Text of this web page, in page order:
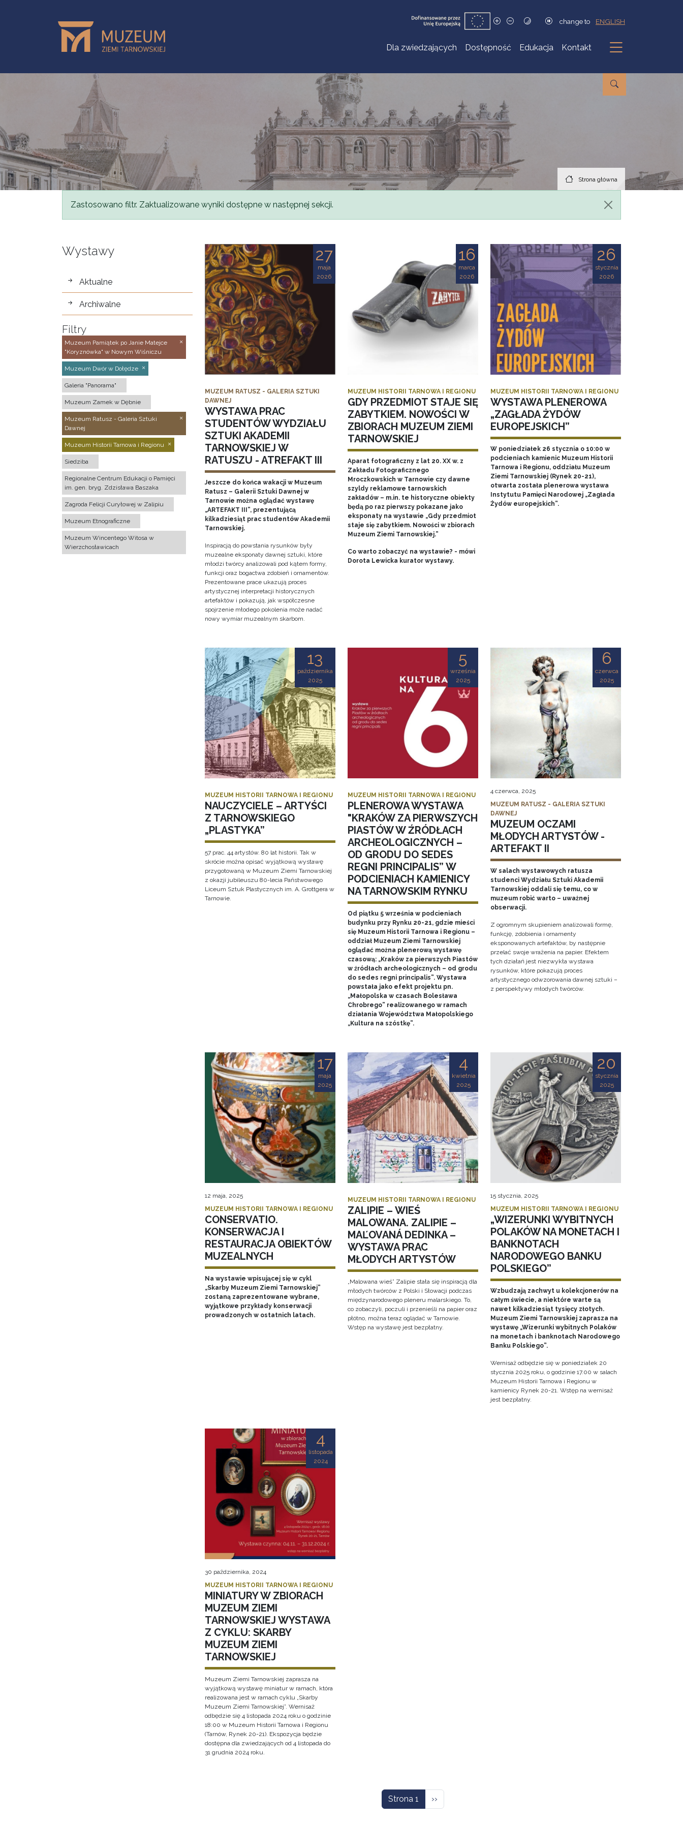
change to ENGLISH
Dla zwiedzających Dostępność Edukacja Kontakt
Podmenu
Strona główna
Komunikat
Zastosowano filtr. Zaktualizowane wyniki dostępne w następnej sekcji.
Wystawy
wystawy
Aktualne
Archiwalne
Filtry
Muzeum Pamiątek po Janie Matejce
"Koryznówka" w Nowym Wiśniczu
Muzeum Dwór w Dołędze
Galeria "Panorama"
Muzeum Zamek w Dębnie
Muzeum Ratusz - Galeria Sztuki
Dawnej
Muzeum Historii Tarnowa i Regionu
Siedziba
Regionalne Centrum Edukacji o Pamięci
im. gen. bryg. Zdzisława Baszaka
Zagroda Felicji Curyłowej w Zalipiu
Muzeum Etnograficzne
Muzeum Wincentego Witosa w
Wierzchosławicach
27
maja
2026
MUZEUM RATUSZ - GALERIA SZTUKI
DAWNEJ
WYSTAWA PRAC
STUDENTÓW WYDZIAŁU
SZTUKI AKADEMII
TARNOWSKIEJ W
RATUSZU - ATREFAKT III
Jeszcze do końca wakacji w Muzeum
Ratusz – Galerii Sztuki Dawnej w
Tarnowie można oglądać wystawę
„ARTEFAKT III”, prezentującą
kilkadziesiąt prac studentów Akademii
Tarnowskiej.
Inspiracją do powstania rysunków były
muzealne eksponaty dawnej sztuki, które
młodzi twórcy analizowali pod kątem formy,
funkcji oraz bogactwa zdobień i ornamentów.
Prezentowane prace ukazują proces
artystycznej interpretacji historycznych
artefaktów i pokazują, jak współczesne
spojrzenie młodego pokolenia może nadać
nowy wymiar muzealnym skarbom.
16
marca
2026
MUZEUM HISTORII TARNOWA I REGIONU
GDY PRZEDMIOT STAJE SIĘ
ZABYTKIEM. NOWOŚCI W
ZBIORACH MUZEUM ZIEMI
TARNOWSKIEJ
Aparat fotograficzny z lat 20. XX w. z
Zakładu Fotograficznego
Mroczkowskich w Tarnowie czy dawne
szyldy reklamowe tarnowskich
zakładów – m.in. te historyczne obiekty
będą po raz pierwszy pokazane jako
eksponaty na wystawie „Gdy przedmiot
staje się zabytkiem. Nowości w zbiorach
Muzeum Ziemi Tarnowskiej.”
Co warto zobaczyć na wystawie? - mówi
Dorota Lewicka kurator wystawy.
26
stycznia
2026
MUZEUM HISTORII TARNOWA I REGIONU
WYSTAWA PLENEROWA
„ZAGŁADA ŻYDÓW
EUROPEJSKICH”
W poniedziałek 26 stycznia o 10:00 w
podcieniach kamienic Muzeum Historii
Tarnowa i Regionu, oddziału Muzeum
Ziemi Tarnowskiej (Rynek 20-21),
otwarta została plenerowa wystawa
Instytutu Pamięci Narodowej „Zagłada
Żydów europejskich”.
13
października
2025
MUZEUM HISTORII TARNOWA I REGIONU
NAUCZYCIELE – ARTYŚCI
Z TARNOWSKIEGO
„PLASTYKA”
57 prac. 44 artystów. 80 lat historii. Tak w
skrócie można opisać wyjątkową wystawę
przygotowaną w Muzeum Ziemi Tarnowskiej
z okazji jubileuszu 80-lecia Państwowego
Liceum Sztuk Plastycznych im. A. Grottgera w
Tarnowie.
5
września
2025
MUZEUM HISTORII TARNOWA I REGIONU
PLENEROWA WYSTAWA
"KRAKÓW ZA PIERWSZYCH
PIASTÓW W ŹRÓDŁACH
ARCHEOLOGICZNYCH –
OD GRODU DO SEDES
REGNI PRINCIPALIS” W
PODCIENIACH KAMIENICY
NA TARNOWSKIM RYNKU
Od piątku 5 września w podcieniach
budynku przy Rynku 20-21, gdzie mieści
się Muzeum Historii Tarnowa i Regionu –
oddział Muzeum Ziemi Tarnowskiej
oglądać można plenerową wystawę
czasową: „Kraków za pierwszych Piastów
w źródłach archeologicznych – od grodu
do sedes regni principalis”. Wystawa
powstała jako efekt projektu pn.
„Małopolska w czasach Bolesława
Chrobrego” realizowanego w ramach
działania Województwa Małopolskiego
„Kultura na szóstkę”.
6
czerwca
2025
4 czerwca, 2025
MUZEUM RATUSZ - GALERIA SZTUKI
DAWNEJ
MUZEUM OCZAMI
MŁODYCH ARTYSTÓW -
ARTEFAKT II
W salach wystawowych ratusza
studenci Wydziału Sztuki Akademii
Tarnowskiej oddali się temu, co w
muzeum robić warto – uważnej
obserwacji.
Z ogromnym skupieniem analizowali formę,
funkcję, zdobienia i ornamenty
eksponowanych artefaktów, by następnie
przelać swoje wrażenia na papier. Efektem
tych działań jest niezwykła wystawa
rysunków, które pokazują proces
artystycznego odwzorowania dawnej sztuki –
z perspektywy młodych twórców.
17
maja
2025
12 maja, 2025
MUZEUM HISTORII TARNOWA I REGIONU
CONSERVATIO.
KONSERWACJA I
RESTAURACJA OBIEKTÓW
MUZEALNYCH
Na wystawie wpisującej się w cykl
„Skarby Muzeum Ziemi Tarnowskiej”
zostaną zaprezentowane wybrane,
wyjątkowe przykłady konserwacji
prowadzonych w ostatnich latach.
4
kwietnia
2025
MUZEUM HISTORII TARNOWA I REGIONU
ZALIPIE – WIEŚ
MALOWANA. ZALIPIE –
MAĽOVANÁ DEDINKA –
WYSTAWA PRAC
MŁODYCH ARTYSTÓW
„Malowana wieś” Zalipie stała się inspiracją dla
młodych twórców z Polski i Słowacji podczas
międzynarodowego pleneru malarskiego. To,
co zobaczyli, poczuli i przenieśli na papier oraz
płótno, można teraz oglądać w Tarnowie.
Wstęp na wystawę jest bezpłatny.
20
stycznia
2025
15 stycznia, 2025
MUZEUM HISTORII TARNOWA I REGIONU
„WIZERUNKI WYBITNYCH
POLAKÓW NA MONETACH I
BANKNOTACH
NARODOWEGO BANKU
POLSKIEGO”
Wzbudzają zachwyt u kolekcjonerów na
całym świecie, a niektóre warte są
nawet kilkadziesiąt tysięcy złotych.
Muzeum Ziemi Tarnowskiej zaprasza na
wystawę „Wizerunki wybitnych Polaków
na monetach i banknotach Narodowego
Banku Polskiego”.
Wernisaż odbędzie się w poniedziałek 20
stycznia 2025 roku, o godzinie 17.00 w salach
Muzeum Historii Tarnowa i Regionu w
kamienicy Rynek 20-21. Wstęp na wernisaż
jest bezpłatny.
4
listopada
2024
30 października, 2024
MUZEUM HISTORII TARNOWA I REGIONU
MINIATURY W ZBIORACH
MUZEUM ZIEMI
TARNOWSKIEJ WYSTAWA
Z CYKLU: SKARBY
MUZEUM ZIEMI
TARNOWSKIEJ
Muzeum Ziemi Tarnowskiej zaprasza na
wyjątkową wystawę miniatur w ramach, która
realizowana jest w ramach cyklu „Skarby
Muzeum Ziemi Tarnowskiej”. Wernisaż
odbędzie się 4 listopada 2024 roku o godzinie
18:00 w Muzeum Historii Tarnowa i Regionu
(Tarnów, Rynek 20-21). Ekspozycja będzie
dostępna dla zwiedzających od 4 listopada do
31 grudnia 2024 roku.
Strona 1 Następna strona
››